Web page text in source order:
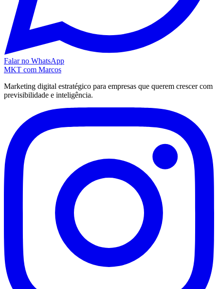
Falar no WhatsApp
MKT com Marcos
Marketing digital estratégico para empresas que querem crescer com
previsibilidade e inteligência.